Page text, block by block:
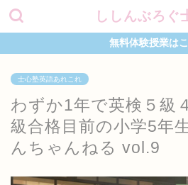
ししんぶろぐ
無料体験授業は
士心塾英語あれこれ
わずか1年で英検５級
級合格目前の小学5年
んちゃんねる vol.9